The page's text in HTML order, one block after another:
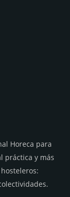
Horeca para
práctica y más